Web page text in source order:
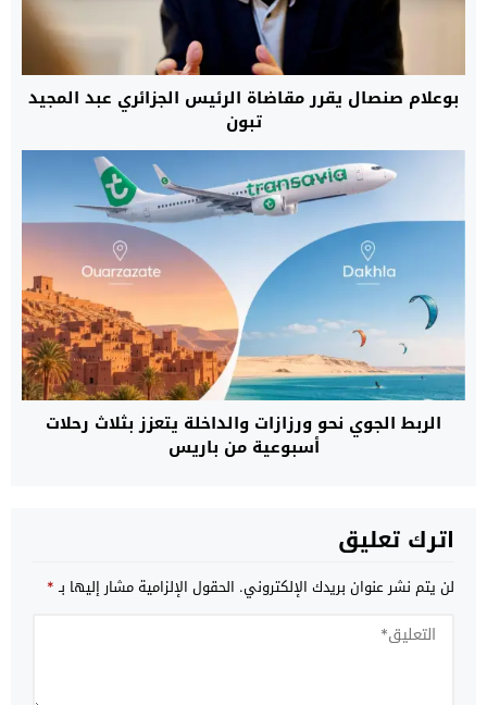
بوعلام صنصال يقرر مقاضاة الرئيس الجزائري عبد المجيد
تبون
الربط الجوي نحو ورزازات والداخلة يتعزز بثلاث رحلات
أسبوعية من باريس
اترك تعليق
لن يتم نشر عنوان بريدك الإلكتروني. الحقول الإلزامية مشار إليها بـ*